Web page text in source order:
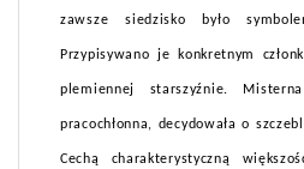
zawsze siedzisko było
Przypisywano je konkretnym
plemiennej starszyźnie.
pracochłonna, decydowała o
Cechą charakterystyczną